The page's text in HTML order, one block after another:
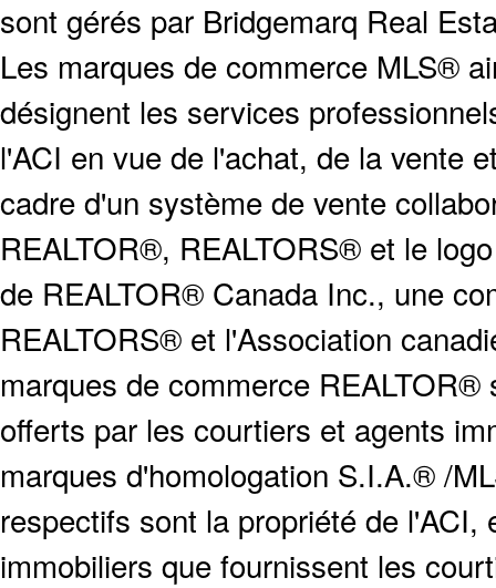
sont gérés par Bridgemarq Real
Les marques de commerce MLS®
désignent les services
l'ACI en vue de l'achat, de la vente
cadre d'un système de vente
REALTOR®, REALTORS® et le
de REALTOR® Canada Inc., une
REALTORS® et l'Association
marques de commerce
offerts par les courtiers et agents
marques d'homologation S.I.A.® /
respectifs sont la propriété de
immobiliers que fournissent les